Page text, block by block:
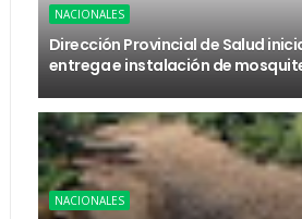
NACIONALES
Dirección Provincial de Salud
entrega e instalación de
NACIONALES